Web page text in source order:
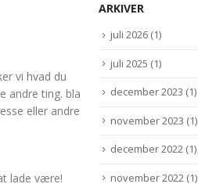
vi hvad du
andre ting. bla
eller andre
lade være!
ARKIVER
juli 2026 (1)
juli 2025 (1)
december 2023 (1)
november 2023 (1)
december 2022 (1)
november 2022 (1)